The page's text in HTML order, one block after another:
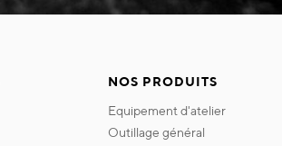
NOS PRODUITS
equipement d'atelier
outillage général